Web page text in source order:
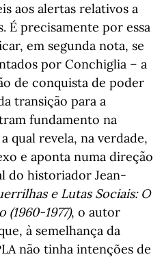
aos alertas relativos a
É precisamente por essa
em segunda nota, se
por Conchiglia – a
de conquista de poder
transição para a
fundamento na
qual revela, na verdade,
e aponta numa direção
do historiador Jean-
e Lutas Sociais: O
1977), o autor
à semelhança da
não tinha intenções de